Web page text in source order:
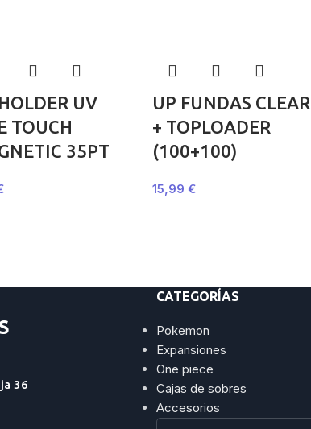
UV
TOUCH
35PT
UP FUNDAS CLEAR
+ TOPLOADER
(100+100)
15,99 €
36
CATEGORÍAS
Pokemon
Expansiones
One piece
Cajas de sobres
Accesorios